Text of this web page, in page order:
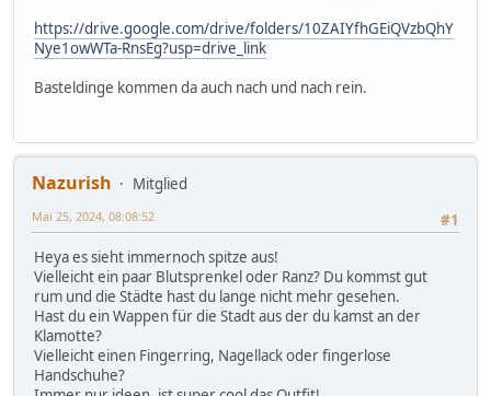
https://drive.google.com/drive/folders/10ZAIYfhGEiQVzbQhY
Nye1owWTa-RnsEg?usp=drive_link
Basteldinge kommen da auch nach und nach rein.
Nazurish
Mitglied
#1
Mai 25, 2024, 08:08:52
Heya es sieht immernoch spitze aus!
Vielleicht ein paar Blutsprenkel oder Ranz? Du kommst gut
rum und die Städte hast du lange nicht mehr gesehen.
Hast du ein Wappen für die Stadt aus der du kamst an der
Klamotte?
Vielleicht einen Fingerring, Nagellack oder fingerlose
Handschuhe?